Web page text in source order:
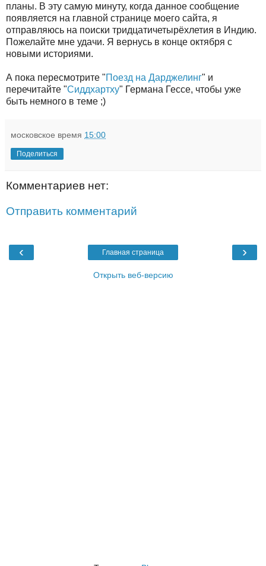
планы. В эту самую минуту, когда данное сообщение
появляется на главной странице моего сайта, я
отправляюсь на поиски тридцатичетырёхлетия в Индию.
Пожелайте мне удачи. Я вернусь в конце октября с
новыми историями.
А пока пересмотрите "Поезд на Дарджелинг" и
перечитайте "Сиддхартху" Германа Гессе, чтобы уже
быть немного в теме ;)
московское время 15:00
Поделиться
Комментариев нет:
Отправить комментарий
‹ ›
Главная страница
Открыть веб-версию